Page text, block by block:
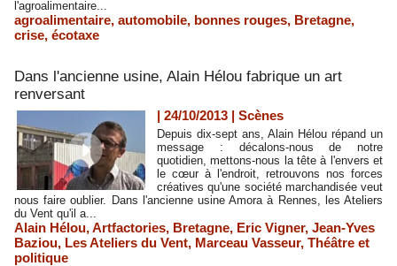
l'agroalimentaire...
agroalimentaire, automobile, bonnes rouges, Bretagne,
crise, écotaxe
Dans l'ancienne usine, Alain Hélou fabrique un art
renversant
| 24/10/2013 | Scènes
Depuis dix-sept ans, Alain Hélou répand un
message : décalons-nous de notre
quotidien, mettons-nous la tête à l'envers et
le cœur à l'endroit, retrouvons nos forces
créatives qu'une société marchandisée veut
nous faire oublier. Dans l'ancienne usine Amora à Rennes, les Ateliers
du Vent qu'il a...
Alain Hélou,Artfactories, Bretagne, Eric Vigner, Jean-Yves
Baziou, Les Ateliers du Vent, Marceau Vasseur, Théâtre et
politique